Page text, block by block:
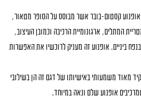
אופנוע קסטום-בובר אשר מבוסס על הסופר מטאור,
המתלים, ארגונומיית הרכיבה וכמובן העיצוב,
ביניים. אופנוע זה מעניק לרוכשיו את האפשרות
מאוד משמעותי באישיותו של דגם זה הן בשילובי
אופנוע שלם ונאה במיוחד.